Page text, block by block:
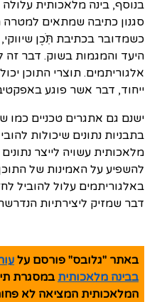
בנוסף, בינה מלאכותית
סגנון כתיבה שמתאים למטרה
כשמדובר בכתיבת תֹּֽכֶן
היעד והמגמות בשוק. דבר זה
אלגוריתמים. תוצרי התוכן
ייחוד, דבר אשר פוגע
ישנם גם אתגרים טכניים כמו
בתבניות נתונים שיכולות
מלאכותית עשויה לייצר
להשפיע על האמינות של
באלגוריתמים עלול להוביל
דבר שמזיק ליצירתיות
באתר "גלובס" פורסם על
בבינה מלאכותית במסגרת